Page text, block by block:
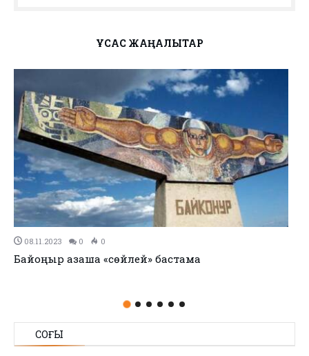
ҰҚСАС ЖАҢАЛЫҚТАР
29.09.2023 0 0
Біртұтас білім беру бағдарламасы әзірленді
СОҢҒЫ